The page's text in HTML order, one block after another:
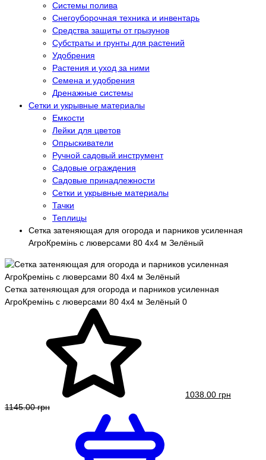
Системы полива
Снегоуборочная техника и инвентарь
Средства защиты от грызунов
Субстраты и грунты для растений
Удобрения
Растения и уход за ними
Семена и удобрения
Дренажные системы
Сетки и укрывные материалы
Емкости
Лейки для цветов
Опрыскиватели
Ручной садовый инструмент
Садовые ограждения
Садовые принадлежности
Сетки и укрывные материалы
Тачки
Теплицы
Сетка затеняющая для огорода и парников усиленная
АгроКремінь с люверсами 80 4х4 м Зелёный
Сетка затеняющая для огорода и парников усиленная
АгроКремінь с люверсами 80 4х4 м Зелёный 0
1038.00 грн
1145.00 грн